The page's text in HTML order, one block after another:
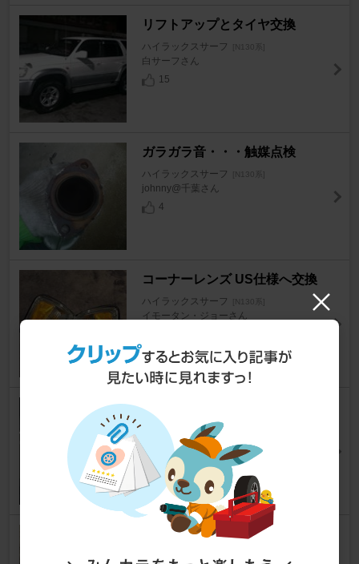
リフトアップとタイヤ交換
ハイラックスサーフ [N130系]
白サーフさん
15
ガラガラ音・・・触媒点検
ハイラックスサーフ [N130系]
johnny@千葉さん
4
コーナーレンズ US仕様へ交換
ハイラックスサーフ [N130系]
イモータン・ジョーさん
O2センサー交換
ハイラックスサーフ
johnny@千葉さん
排気漏れ修理
ハイラックスサーフ [N130系]